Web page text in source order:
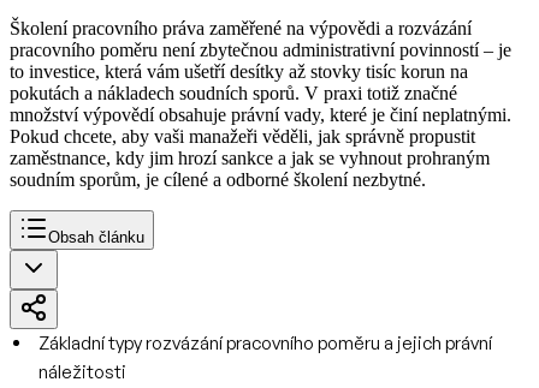
Školení pracovního práva zaměřené na výpovědi a rozvázání
pracovního poměru není zbytečnou administrativní povinností – je
to investice, která vám ušetří desítky až stovky tisíc korun na
pokutách a nákladech soudních sporů. V praxi totiž značné
množství výpovědí obsahuje právní vady, které je činí neplatnými.
Pokud chcete, aby vaši manažeři věděli, jak správně propustit
zaměstnance, kdy jim hrozí sankce a jak se vyhnout prohraným
soudním sporům, je cílené a odborné školení nezbytné.
Obsah článku
Základní typy rozvázání pracovního poměru a jejich právní
náležitosti